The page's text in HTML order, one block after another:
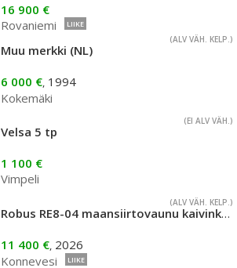
16 900 €
Rovaniemi
LIIKE
(ALV VÄH. KELP.)
Muu merkki (NL)
6 000 €, 1994
Kokemäki
(EI ALV VÄH.)
Velsa 5 tp
1 100 €
Vimpeli
(ALV VÄH. KELP.)
Robus RE8-04 maansiirtovaunu kaivinkoneeseen
11 400 €, 2026
Konnevesi
LIIKE